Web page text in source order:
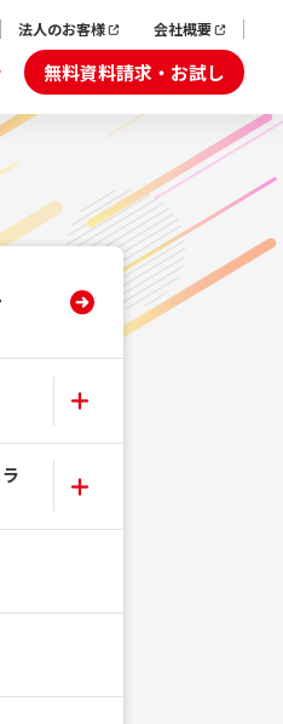
法人のお客様 会社概要
無料資料請求・お試し